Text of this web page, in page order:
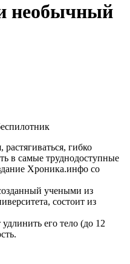
необычный
гибко
в самые труднодоступные
Хроника.инфо со
учеными из
состоит из
его тело (до 12